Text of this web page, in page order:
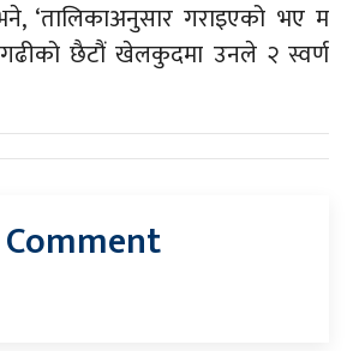
‘तालिकाअनुसार गराइएको भए म
छैटौं खेलकुदमा उनले २ स्वर्ण